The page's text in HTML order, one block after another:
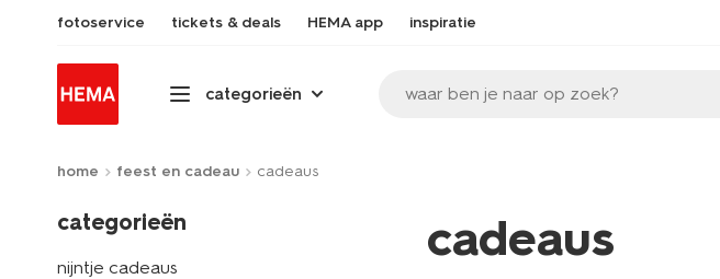
fotoservice tickets & deals HEMA app inspiratie
categorieën waar ben je naar op zoek?
home feest en cadeau cadeaus
categorieën
nijntje cadeaus
cadeaus